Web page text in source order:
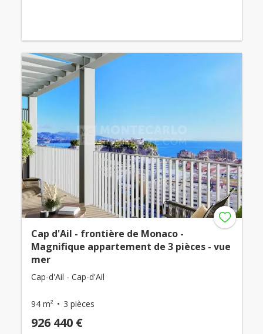
Cap d'Ail - frontière de Monaco -
Magnifique appartement de 3 pièces - vue
mer
Cap-d'Ail - Cap-d'Ail
94 m² 3 pièces
926 440 €